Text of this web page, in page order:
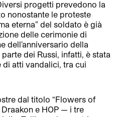
progetti prevedono la
nonostante le proteste
eterna” del soldato è già
delle cerimonie di
dell’anniversario della
dei Russi, infatti, è stata
atti vandalici, tra cui
dal titolo “Flowers of
e HOP — i tre